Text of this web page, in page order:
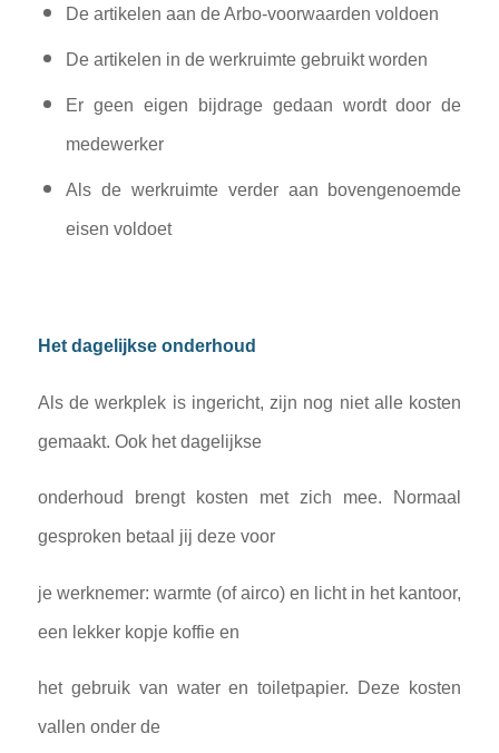
De artikelen aan de Arbo-voorwaarden voldoen
De artikelen in de werkruimte gebruikt worden
Er geen eigen bijdrage gedaan wordt door de
medewerker
Als de werkruimte verder aan bovengenoemde
eisen voldoet
Het dagelijkse onderhoud
Als de werkplek is ingericht, zijn nog niet alle kosten
gemaakt. Ook het dagelijkse
onderhoud brengt kosten met zich mee. Normaal
gesproken betaal jij deze voor
je werknemer: warmte (of airco) en licht in het kantoor,
een lekker kopje koffie en
het gebruik van water en toiletpapier. Deze kosten
vallen onder de